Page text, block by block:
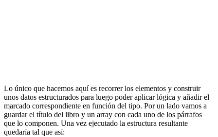
Lo único que hacemos aquí es recorrer los elementos y construir
unos datos estructurados para luego poder aplicar lógica y añadir el
marcado correspondiente en función del tipo. Por un lado vamos a
guardar el título del libro y un array con cada uno de los párrafos
que lo componen. Una vez ejecutado la estructura resultante
quedaría tal que así: